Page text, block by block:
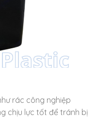
rác công nghiệp
chịu lực tốt để tránh bị